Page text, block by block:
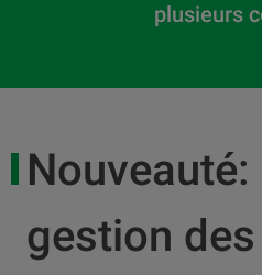
plusieurs
gestion des